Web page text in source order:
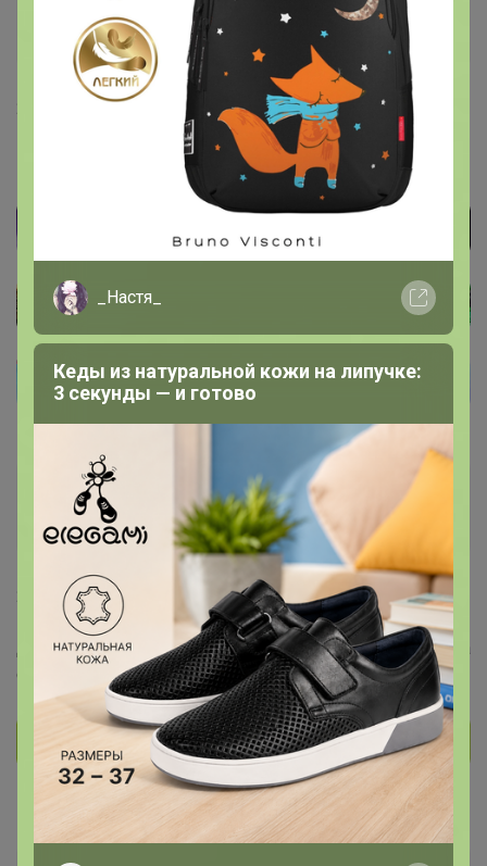
Золотой организатор
21 ноября, 2021 11:40
, ее нет в наличии, ждем как появится открою
Великий магистр
22 ноября, 2021 08:38
Доброе утро. Стакан барный 300 мл, P.L. Proff Cuisine на
сайте 128р. У нас какая цена будет? Минус 30%?
_Настя_
Кеды из натуральной кожи на липучке:
3 секунды — и готово